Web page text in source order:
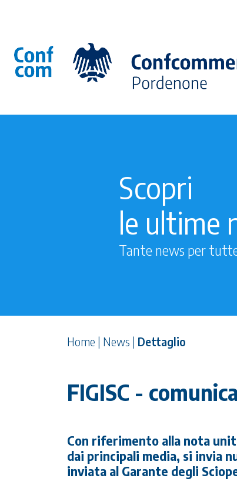
Scopri
le ultime
Tante news per
Home | News | Dettaglio
FIGISC -
Con riferimento alla nota
dai principali media, si invia
inviata al Garante degli